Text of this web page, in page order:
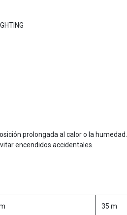
prolongada al calor o la humedad.
encendidos accidentales.
35 m